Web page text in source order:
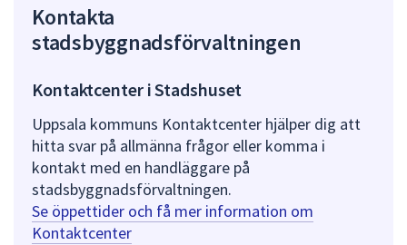
Kontakta
stadsbyggnadsförvaltningen
Kontaktcenter i Stadshuset
Uppsala kommuns Kontaktcenter hjälper dig att
hitta svar på allmänna frågor eller komma i
kontakt med en handläggare på
stadsbyggnadsförvaltningen.
Se öppettider och få mer information om
Kontaktcenter